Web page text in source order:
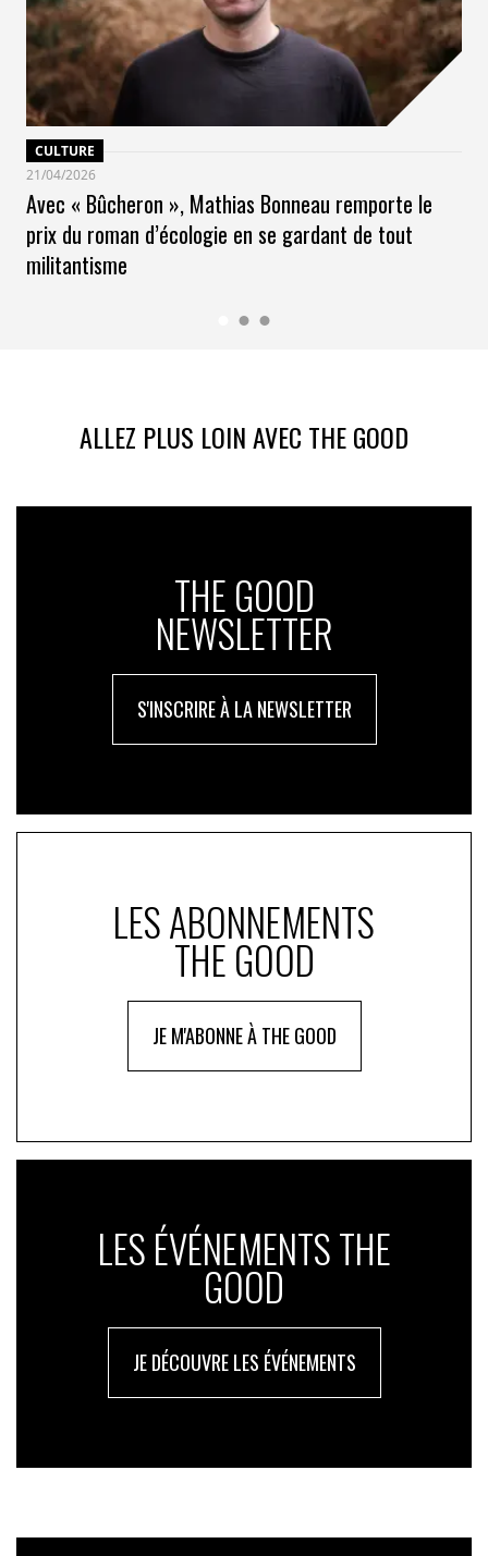
CULTURE
21/04/2026
Avec « Bûcheron », Mathias Bonneau remporte le
prix du roman d’écologie en se gardant de tout
militantisme
ALLEZ PLUS LOIN AVEC THE GOOD
THE GOOD
NEWSLETTER
S'INSCRIRE À LA NEWSLETTER
LES ABONNEMENTS
THE GOOD
JE M'ABONNE À THE GOOD
LES ÉVÉNEMENTS THE
GOOD
JE DÉCOUVRE LES ÉVÉNEMENTS